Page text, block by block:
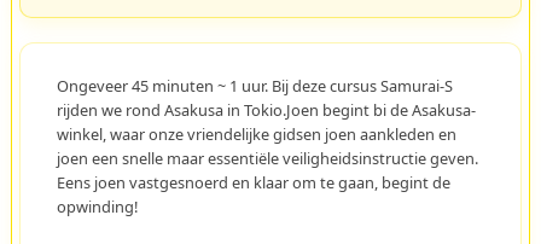
Ongeveer 45 minuten ~ 1 uur. Bij deze cursus Samurai-S
rijden we rond Asakusa in Tokio.Joen begint bi de Asakusa-
winkel, waar onze vriendelijke gidsen joen aankleden en
joen een snelle maar essentiële veiligheidsinstructie geven.
Eens joen vastgesnoerd en klaar om te gaan, begint de
opwinding!